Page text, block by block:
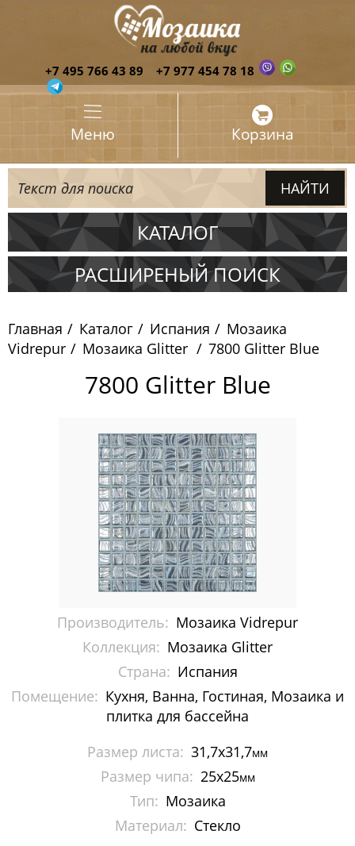
+7 495 766 43 89 +7 977 454 78 18
Меню Корзина
КАТАЛОГ
Испания
Мозаика Togama
Мозаика Vidrepur
Colors Мозаика
Degradado Растяжка
Hexagon
Mix мозаика
Nature
Shell
Stones
Wood
Керамическая мозаика
Мозаика Aura, Edna
Мозаика Decors
Мозаика Fireglass
РАСШИРЕНЫЙ ПОИСК
Главная Каталог Испания
Мозаика
Vidrepur
Мозаика Glitter 7800 Glitter Blue
7800 Glitter Blue
Производитель: Мозаика Vidrepur
Коллекция: Мозаика Glitter
Страна: Испания
Помещение: Кухня, Ванна, Гостиная, Мозаика и
плитка для бассейна
Размер листа: 31,7x31,7мм
Размер чипа: 25х25мм
Тип: Мозаика
Материал: Стекло